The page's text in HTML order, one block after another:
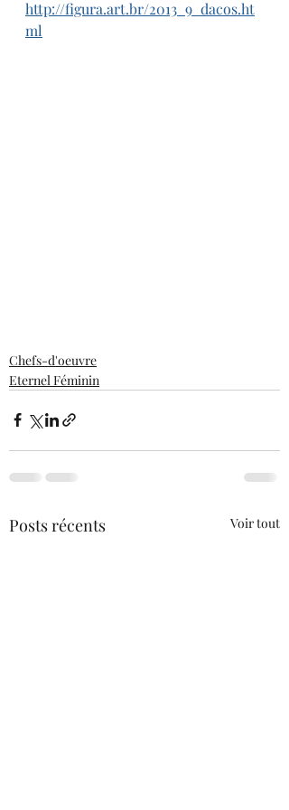
http://figura.art.br/2013_9_dacos.ht
ml
Chefs-d'oeuvre
Eternel Féminin
Posts récents Voir tout